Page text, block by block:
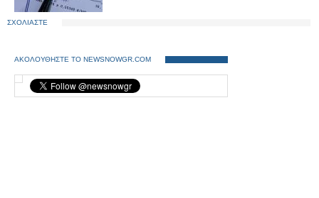
ΣΧΟΛΙΑΣΤΕ
ΑΚΟΛΟΥΘΗΣΤΕ ΤΟ NEWSNOWGR.COM